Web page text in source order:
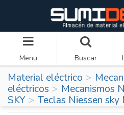
Menu Buscar
Material eléctrico
eléctricos
Mecanismos
SKY
Teclas Niessen